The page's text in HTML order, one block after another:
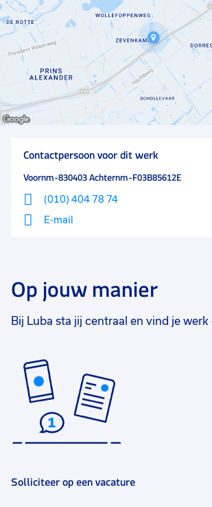
Contactpersoon voor dit werk
Voornm-830403 Achternm-F03B85612E
(010) 404 78 74
E-mail
Op jouw manier
Bij Luba sta jij centraal en vind je
Solliciteer op een vacature